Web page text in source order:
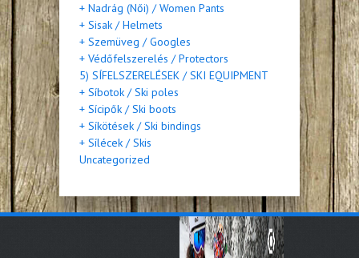
+ Nadrág (Női) / Women Pants
+ Sisak / Helmets
+ Szemüveg / Googles
+ Védőfelszerelés / Protectors
5) SÍFELSZERELÉSEK / SKI EQUIPMENT
+ Síbotok / Ski poles
+ Sícipők / Ski boots
+ Síkötések / Ski bindings
+ Sílécek / Skis
Uncategorized